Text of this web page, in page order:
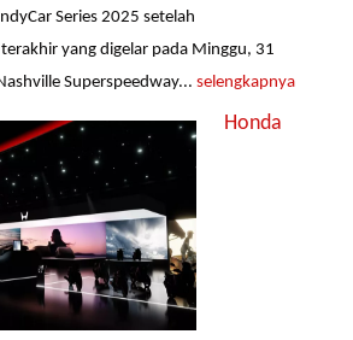
Series 2025 setelah
yang digelar pada Minggu, 31
Superspeedway...selengkapnya
Honda